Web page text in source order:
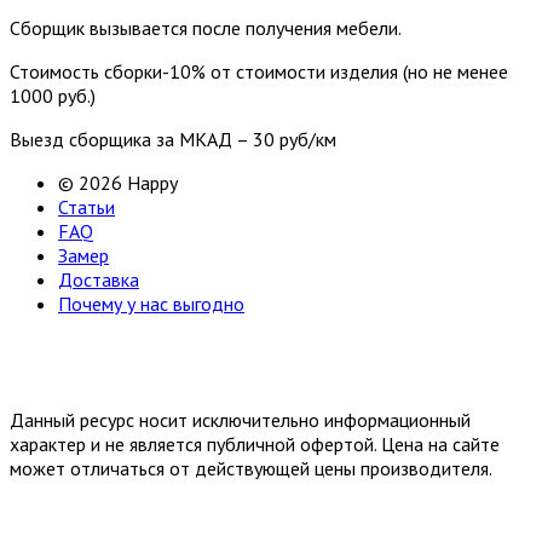
Сборщик вызывается после получения мебели.
Стоимость сборки-10% от стоимости изделия (но не менее
1000 руб.)
Выезд сборщика за МКАД – 30 руб/км
© 2026 Happy
Статьи
FAQ
Замер
Доставка
Почему у нас выгодно
Данный ресурс носит исключительно информационный
характер и не является публичной офертой. Цена на сайте
может отличаться от действующей цены производителя.